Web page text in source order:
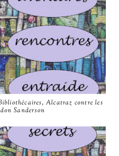
Alcatraz contre les
Sanderson